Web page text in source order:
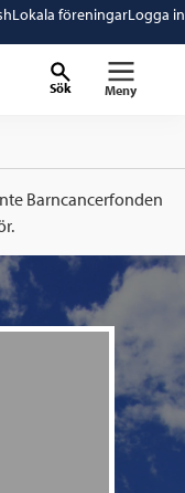
Lokala föreningarLogga in
Sök Meny
Barncancerfonden